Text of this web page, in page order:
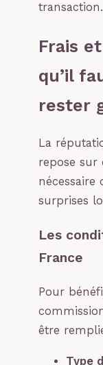
transaction.
Frais
qu’il
rester
La
repose sur
nécessaire
surprises
Les
France
Pour
être
Type